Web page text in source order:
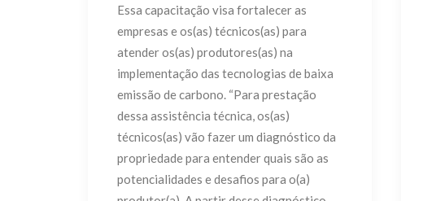
Essa capacitação visa fortalecer as
empresas e os(as) técnicos(as) para
atender os(as) produtores(as) na
implementação das tecnologias de baixa
emissão de carbono. “Para prestação
dessa assistência técnica, os(as)
técnicos(as) vão fazer um diagnóstico da
propriedade para entender quais são as
potencialidades e desafios para o(a)